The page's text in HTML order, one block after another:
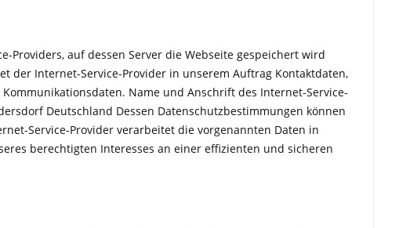
auf dessen Server die Webseite gespeichert wird
der Internet-Service-Provider in unserem Auftrag Kontaktdaten,
Name und Anschrift des Internet-Service-
Deutschland Dessen Datenschutzbestimmungen können
Service-Provider verarbeitet die vorgenannten Daten in
berechtigten Interesses an einer effizienten und sicheren